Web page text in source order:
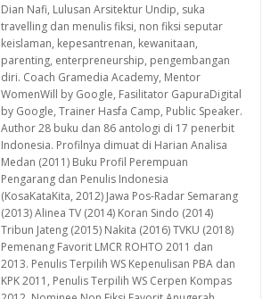
Dian Nafi, Lulusan Arsitektur Undip, suka
travelling dan menulis fiksi, non fiksi seputar
keislaman, kepesantrenan, kewanitaan,
parenting, enterpreneurship, pengembangan
diri. Coach Gramedia Academy, Mentor
WomenWill by Google, Fasilitator GapuraDigital
by Google, Trainer Hasfa Camp, Public Speaker.
Author 28 buku dan 86 antologi di 17 penerbit
Indonesia. Profilnya dimuat di Harian Analisa
Medan (2011) Buku Profil Perempuan
Pengarang dan Penulis Indonesia
(KosaKataKita, 2012) Jawa Pos-Radar Semarang
(2013) Alinea TV (2014) Koran Sindo (2014)
Tribun Jateng (2015) Nakita (2016) TVKU (2018)
Pemenang Favorit LMCR ROHTO 2011 dan
2013. Penulis Terpilih WS Kepenulisan PBA dan
KPK 2011, Penulis Terpilih WS Cerpen Kompas